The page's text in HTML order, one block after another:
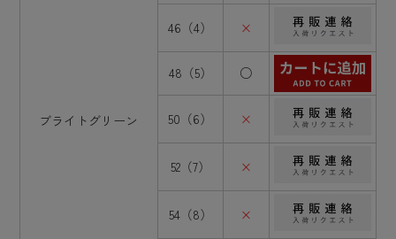
ブライトグリーン
46（4） ×
48（5） ○
50（6） ×
52（7） ×
54（8） ×